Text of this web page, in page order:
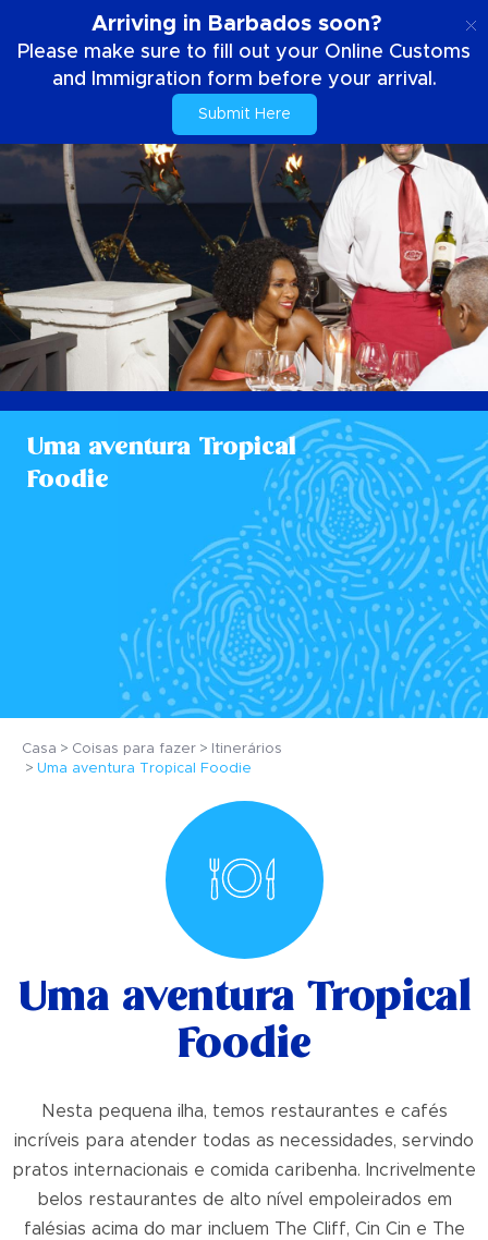
Arriving in Barbados soon?
Please make sure to fill out your Online Customs
and Immigration form before your arrival.
Submit Here
Uma aventura Tropical
Foodie
Casa Coisas para fazer
Itinerários
Uma aventura Tropical Foodie
Uma aventura Tropical
Foodie
Nesta pequena ilha, temos restaurantes e cafés
incríveis para atender todas as necessidades, servindo
pratos internacionais e comida caribenha. Incrivelmente
belos restaurantes de alto nível empoleirados em
falésias acima do mar incluem The Cliff, Cin Cin e The